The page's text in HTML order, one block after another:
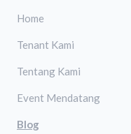
Home
Tenant Kami
Tentang Kami
Event Mendatang
Blog